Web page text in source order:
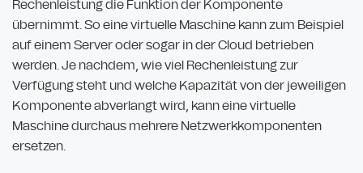
Rechenleistung die Funktion der Komponente
übernimmt. So eine virtuelle Maschine kann zum Beispiel
auf einem Server oder sogar in der Cloud betrieben
werden. Je nachdem, wie viel Rechenleistung zur
Verfügung steht und welche Kapazität von der jeweiligen
Komponente abverlangt wird, kann eine virtuelle
Maschine durchaus mehrere Netzwerkkomponenten
ersetzen.